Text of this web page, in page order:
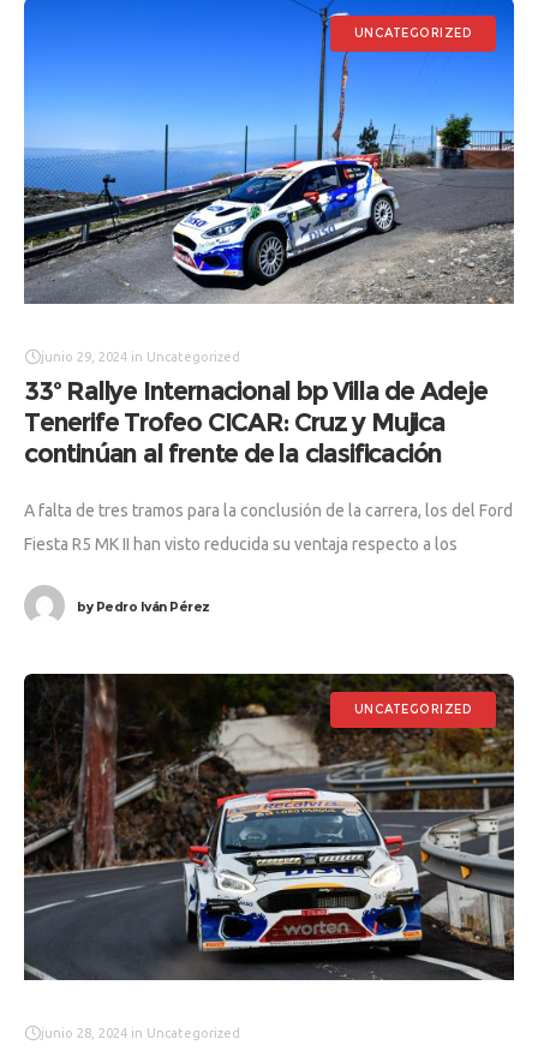
UNCATEGORIZED
junio 29, 2024 in Uncategorized
33º Rallye Internacional bp Villa de Adeje
Tenerife Trofeo CICAR: Cruz y Mujica
continúan al frente de la clasificación
A falta de tres tramos para la conclusión de la carrera, los del Ford
Fiesta R5 MK II han visto reducida su ventaja respecto a los
byPedro Iván Pérez
UNCATEGORIZED
junio 28, 2024 in Uncategorized